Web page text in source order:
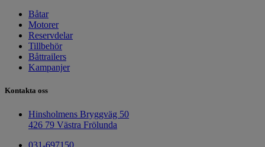
Båtar
Motorer
Reservdelar
Tillbehör
Båttrailers
Kampanjer
Kontakta oss
Hinsholmens Bryggväg 50
426 79 Västra Frölunda
031-697150